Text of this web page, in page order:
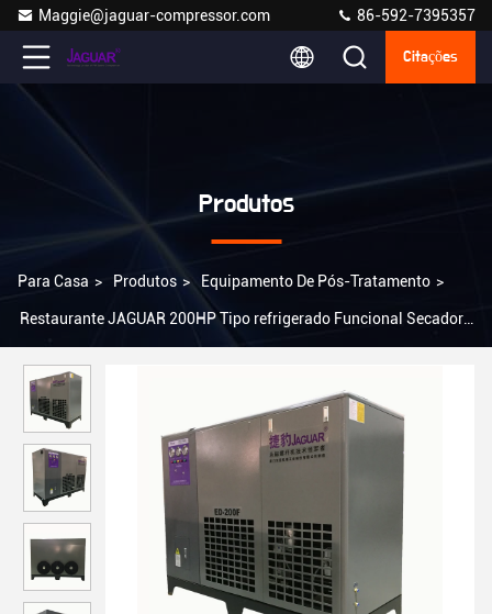
Maggie@jaguar-compressor.com 86-592-7395357
Citações
Produtos
Para Casa > Produtos > Equipamento De Pós-Tratamento >
Restaurante JAGUAR 200HP Tipo refrigerado Funcional Secador